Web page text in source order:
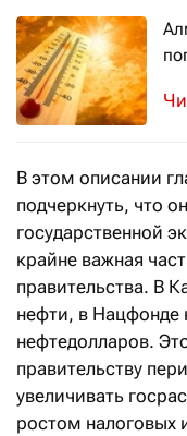
В этом описании
подчеркнуть, что
государственной
крайне важная
правительства. В
нефти, в Нацфонде
нефтедолларов.
правительству
увеличивать
ростом налоговых